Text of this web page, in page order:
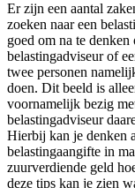
Er zijn een aantal
zoeken naar een
goed om na te
belastingadviseur of
twee personen
doen. Dit beeld is
voornamelijk bezig
belastingadviseur
Hierbij kan je denken
belastingaangifte in
zuurverdiende geld
deze tips kan je zien